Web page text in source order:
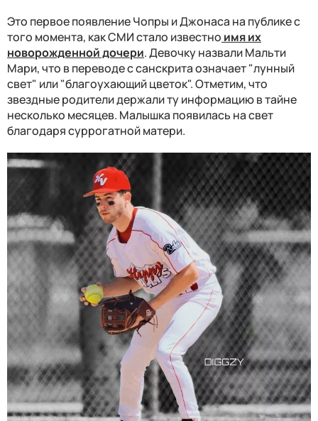
Это первое появление Чопры и Джонаса на публике с
того момента, как СМИ стало известно имя их
новорожденной дочери. Девочку назвали Мальти
Мари, что в переводе с санскрита означает "лунный
свет" или "благоухающий цветок". Отметим, что
звездные родители держали ту информацию в тайне
несколько месяцев. Малышка появилась на свет
благодаря суррогатной матери.